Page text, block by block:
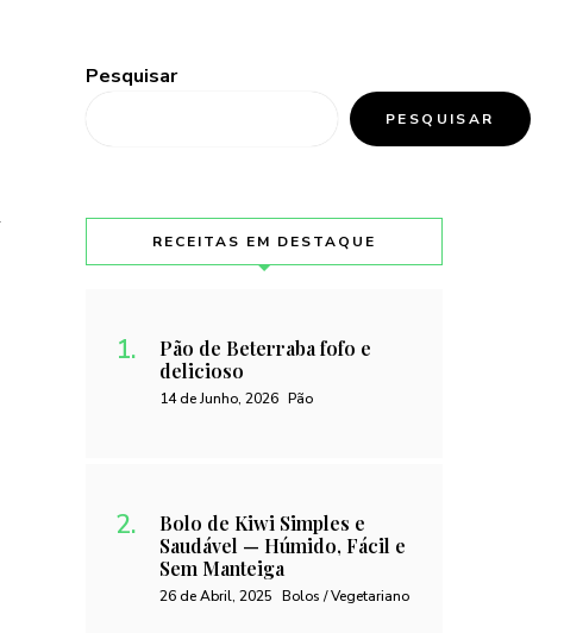
Pesquisar
PESQUISAR
RECEITAS EM DESTAQUE
Pão de Beterraba fofo e
delicioso
14 de Junho, 2026 Pão
Bolo de Kiwi Simples e
Saudável — Húmido, Fácil e
Sem Manteiga
26 de Abril, 2025 Bolos / Vegetariano